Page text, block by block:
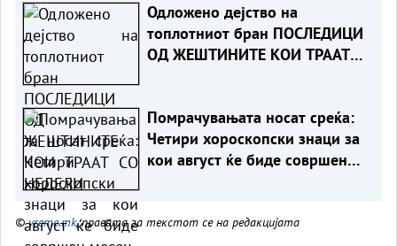
Одложено дејство на
топлотниот бран ПОСЛЕДИЦИ
ОД ЖЕШТИНИТЕ КОИ ТРААТ
Помрачувањата носат среќа:
Четири хороскопски знаци за
кои август ќе биде совршен
©vreme.mk, правата за текстот се на редакцијата